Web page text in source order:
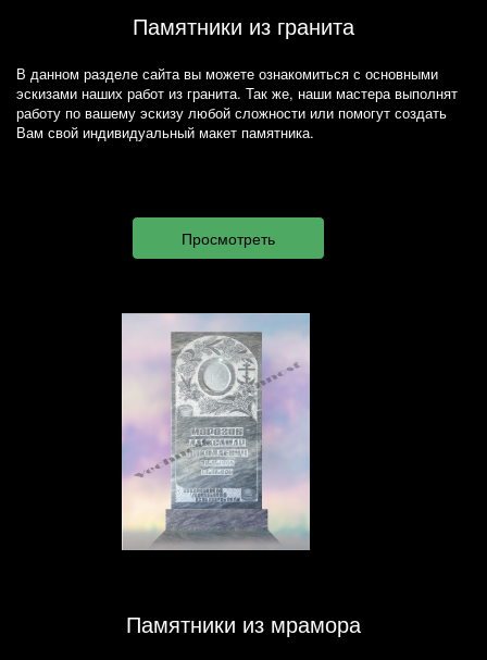
Памятники из гранита
В данном разделе сайта вы можете ознакомиться с основными
эскизами наших работ из гранита. Так же, наши мастера выполнят
работу по вашему эскизу любой сложности или помогут создать
Вам свой индивидуальный макет памятника.
Памятники из мрамора